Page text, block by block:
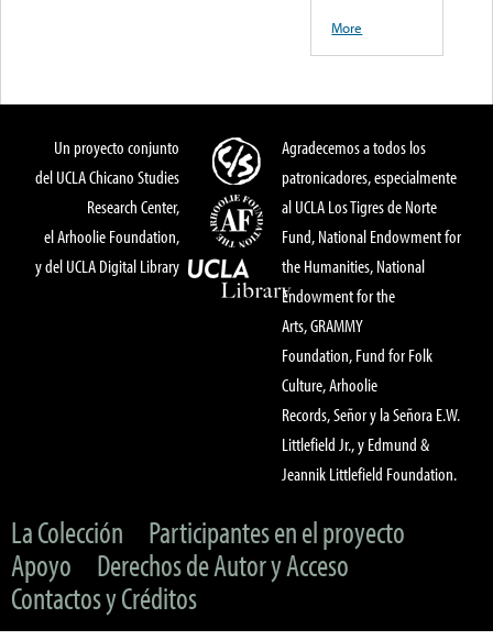
More
Un proyecto conjunto
del UCLA Chicano Studies
Research Center,
el Arhoolie Foundation,
y del UCLA Digital Library
Agradecemos a todos los
patronicadores, especialmente
al UCLA Los Tigres de Norte
Fund, National Endowment for
the Humanities, National
Endowment for the
Arts, GRAMMY
Foundation, Fund for Folk
Culture, Arhoolie
Records, Señor y la Señora E.W.
Littlefield Jr., y Edmund &
Jeannik Littlefield Foundation.
La Colección
Participantes en el proyecto
Apoyo
Derechos de Autor y Acceso
Contactos y Créditos